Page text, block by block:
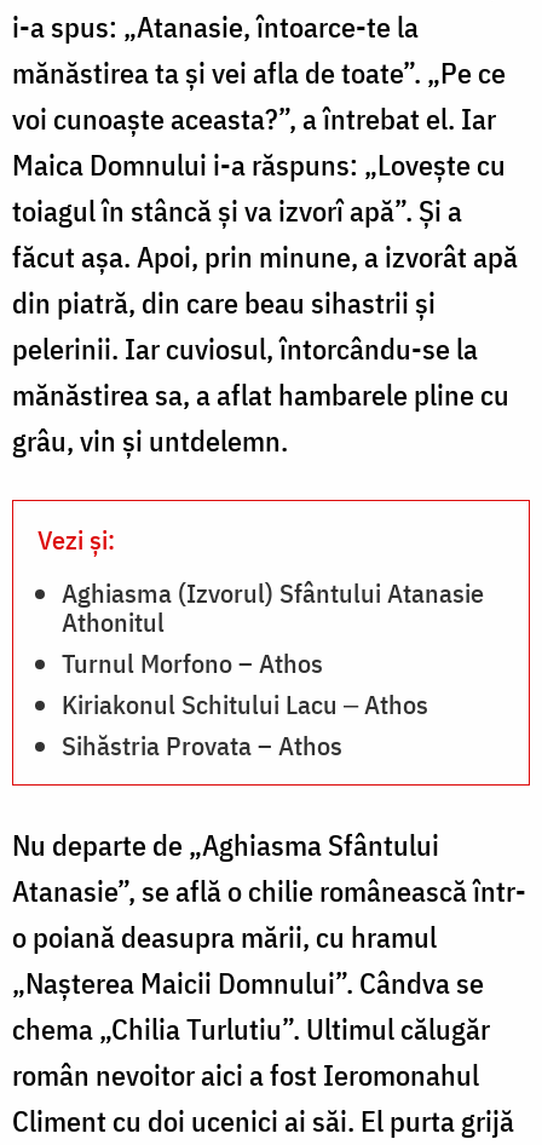
i-a spus: „Atanasie, întoarce-te la
mănăsti­rea ta şi vei afla de toate”. „Pe ce
voi cunoaşte aceas­ta?”, a întrebat el. Iar
Maica Domnului i-a răspuns: „Loveşte cu
toiagul în stâncă şi va izvorî apă”. Şi a
făcut aşa. Apoi, prin minune, a izvorât apă
din piatră, din care beau sihastrii şi
pelerinii. Iar cuviosul, întorcându-se la
mănăstirea sa, a aflat hambarele pline cu
grâu, vin şi untdelemn.
Vezi și:
Aghiasma (Izvorul) Sfântului Atanasie
Athonitul
Turnul Morfono – Athos
Kiriakonul Schitului Lacu ‒ Athos
Sihăstria Provata – Athos
Nu departe de „Aghiasma Sfântului
Atanasie”, se află o chilie românească într-
o poiană deasupra mării, cu hramul
„Naşterea Maicii Domnului”. Cândva se
che­ma „Chilia Turlutiu”. Ultimul călugăr
român nevoitor aici a fost Ieromonahul
Climent cu doi ucenici ai săi. El purta grijă